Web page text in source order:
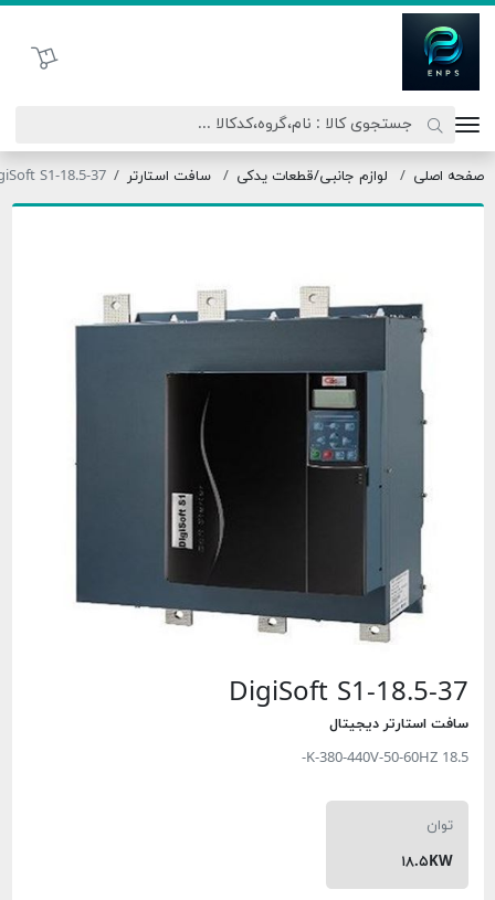
سبد خرید
اصلی لوازم جانبی/قطعات یدکی سافت استارتر DigiSoft S1-18.5-37
DigiSoft S1-18.5-37
سافت استارتر دیجیتال
18.5 K-380-440V-50-60HZ-
توان
۱۸.۵KW